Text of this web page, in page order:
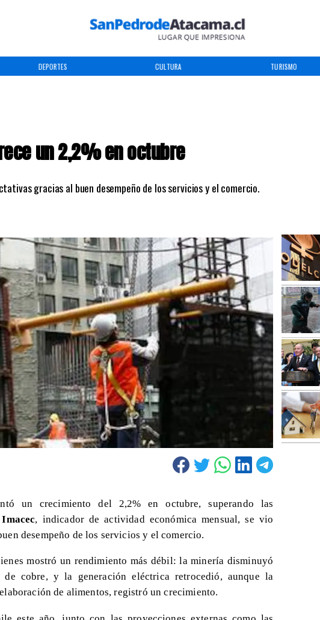
DEPORTES CULTURA TURISMO
un 2,2% en octubre
gracias al buen desempeño de los servicios y el comercio.
un crecimiento del 2,2% en octubre, superando las
Imacec, indicador de actividad económica mensual, se vio
desempeño de los servicios y el comercio.
mostró un rendimiento más débil: la minería disminuyó
cobre, y la generación eléctrica retrocedió, aunque la
de alimentos, registró un crecimiento.